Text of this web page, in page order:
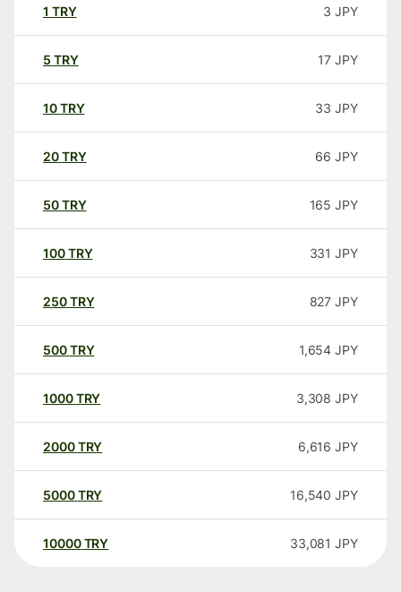
1 TRY 3 JPY
5 TRY 17 JPY
10TRY 33 JPY
20TRY 66 JPY
50TRY 165 JPY
100TRY 331 JPY
250TRY 827 JPY
500TRY 1,654 JPY
1000TRY 3,308 JPY
2000TRY 6,616 JPY
5000TRY 16,540 JPY
10000 TRY 33,081 JPY